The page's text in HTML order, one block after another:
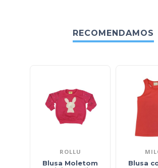
RECOMENDAMOS
ROLLU
Blusa Moletom
Blusa